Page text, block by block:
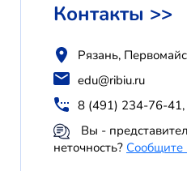
Контакты >>
Рязань,
edu@ribiu.ru
8 (491) 234-76-
Вы -
неточность? Сообщите